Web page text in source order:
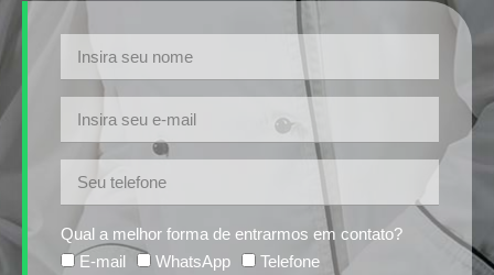
Qual a melhor forma de entrarmos em contato?
E-mail
WhatsApp Telefone